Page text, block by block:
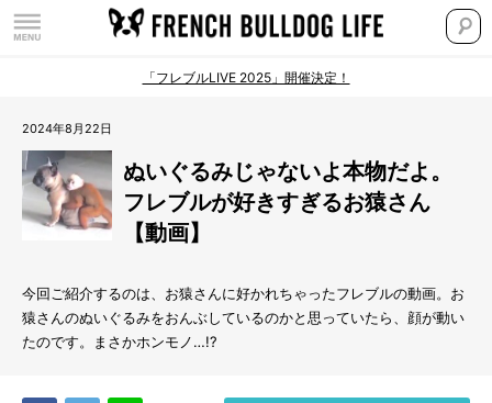
「フレブルLIVE 2025」開催決定！
2024年8月22日
ぬいぐるみじゃないよ本物だよ。
フレブルが好きすぎるお猿さん
【動画】
今回ご紹介するのは、お猿さんに好かれちゃったフレブルの動画。お
猿さんのぬいぐるみをおんぶしているのかと思っていたら、顔が動い
たのです。まさかホンモノ…!?